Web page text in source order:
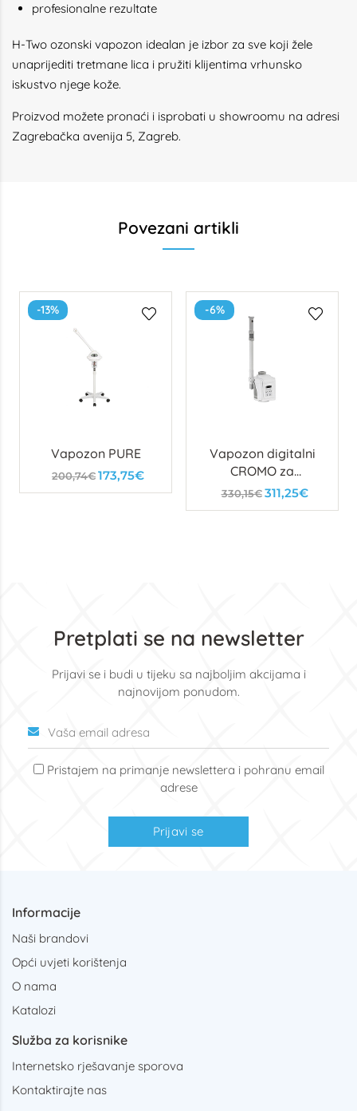
profesionalne rezultate
H-Two ozonski vapozon idealan je izbor za sve koji žele
unaprijediti tretmane lica i pružiti klijentima vrhunsko
iskustvo njege kože.
Proizvod možete pronaći i isprobati u showroomu na adresi
Zagrebačka avenija 5, Zagreb.
Povezani artikli
-13%
Vapozon PURE
200,74€173,75€
-6%
Vapozon digitalni
CROMO za
kozmetički stup
330,15€ 311,25€
Pretplati se na newsletter
Prijavi se i budi u tijeku sa najboljim akcijama i
najnovijom ponudom.
Pristajem na primanje newslettera i pohranu email
adrese
Prijavi se
Informacije
Naši brandovi
Opći uvjeti korištenja
O nama
Katalozi
Služba za korisnike
Internetsko rješavanje sporova
Kontaktirajte nas